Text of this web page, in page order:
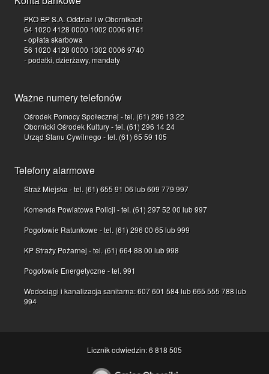
PKO BP S.A. Oddział I w Obornikach
64 1020 4128 0000 1002 0006 9161
- opłata skarbowa
56 1020 4128 0000 1302 0006 9740
- podatki, dzierżawy, mandaty
Ważne numery telefonów
Ośrodek Pomocy Społecznej - tel. (61) 296 13 22
Obornicki Ośrodek Kultury - tel. (61) 296 14 24
Urząd Stanu Cywilnego - tel. (61) 65 59 105
Telefony alarmowe
Straż Miejska - tel. (61) 655 91 06 lub 609 779 997
Komenda Powiatowa Policji - tel. (61) 297 52 00 lub 997
Pogotowie Ratunkowe - tel. (61) 296 00 65 lub 999
KP Straży Pożarnej - tel. (61) 664 88 00 lub 998
Pogotowie Energetyczne - tel. 991
Wodociągi i kanalizacja sanitarna: 607 601 584 lub 665 555 788 lub
994
Licznik odwiedzin: 6 818 505